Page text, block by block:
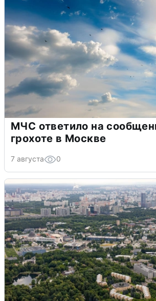
МЧС ответило на
грохоте в Москве
7 августа 0